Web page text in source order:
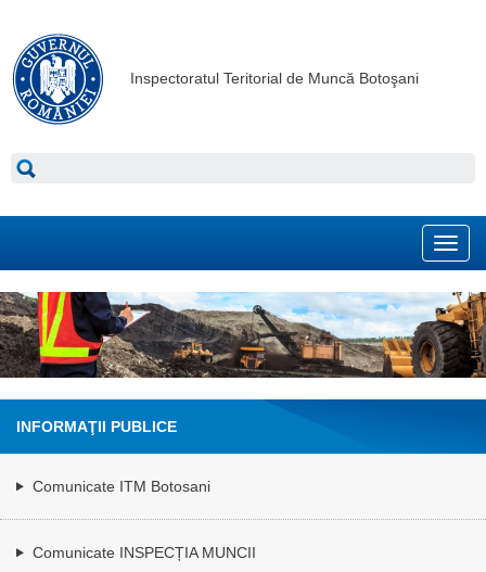
Inspectoratul Teritorial de Muncă Botoşani
INFORMAŢII PUBLICE
Comunicate ITM Botosani
Comunicate INSPECȚIA MUNCII